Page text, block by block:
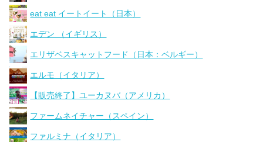
eat eat イートイート（日本）
エデン （イギリス）
エリザベスキャットフード（日本：ベルギー）
エルモ（イタリア）
【販売終了】ユーカヌバ（アメリカ）
ファームネイチャー（スペイン）
ファルミナ（イタリア）